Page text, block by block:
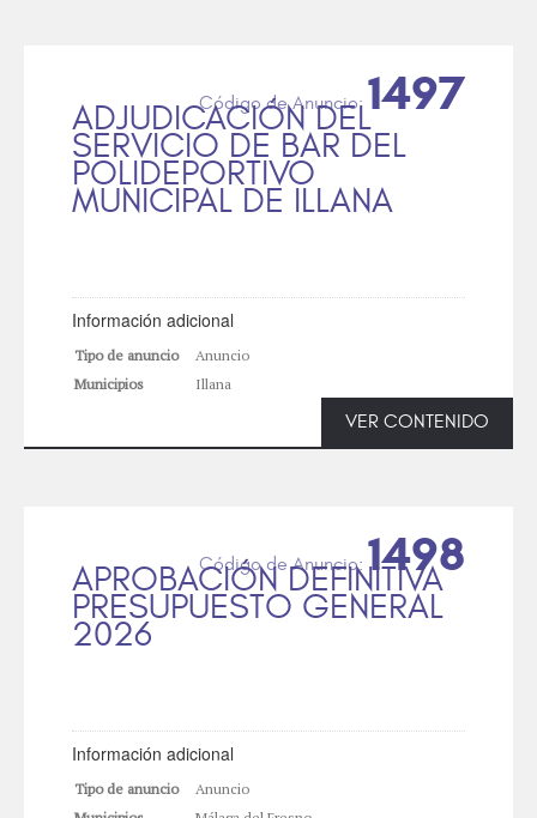
ADJUDICACIÓN DEL
SERVICIO DE BAR DEL
POLIDEPORTIVO
MUNICIPAL DE ILLANA
1497
Información adicional
Tipo de anuncio
Anuncio
Municipios
Illana
VER CONTENIDO
APROBACIÓN DEFINITIVA
PRESUPUESTO GENERAL
2026
1498
Información adicional
Tipo de anuncio
Anuncio